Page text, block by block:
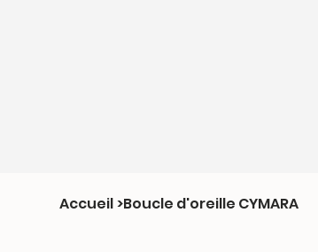
Accueil>Boucle d'oreille CYMARA